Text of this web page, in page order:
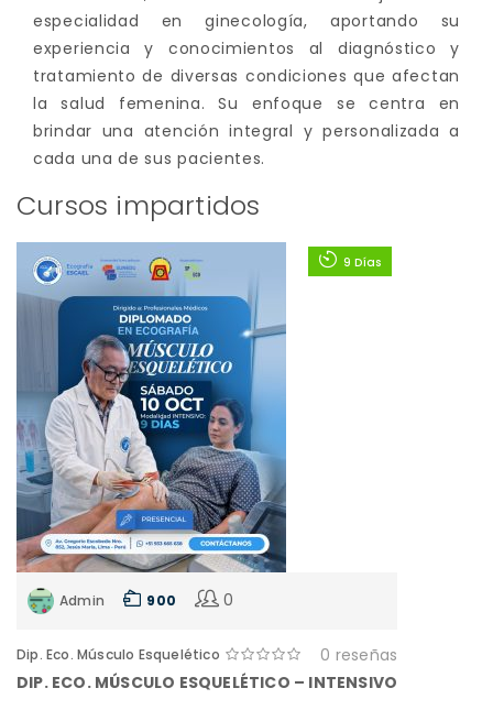
especialidad en ginecología, aportando su
experiencia y conocimientos al diagnóstico y
tratamiento de diversas condiciones que afectan
la salud femenina. Su enfoque se centra en
brindar una atención integral y personalizada a
cada una de sus pacientes.
Cursos impartidos
9 Días
Admin 900 0
Dip. Eco. Músculo Esquelético
0 reseñas
DIP. ECO. MÚSCULO ESQUELÉTICO – INTENSIVO